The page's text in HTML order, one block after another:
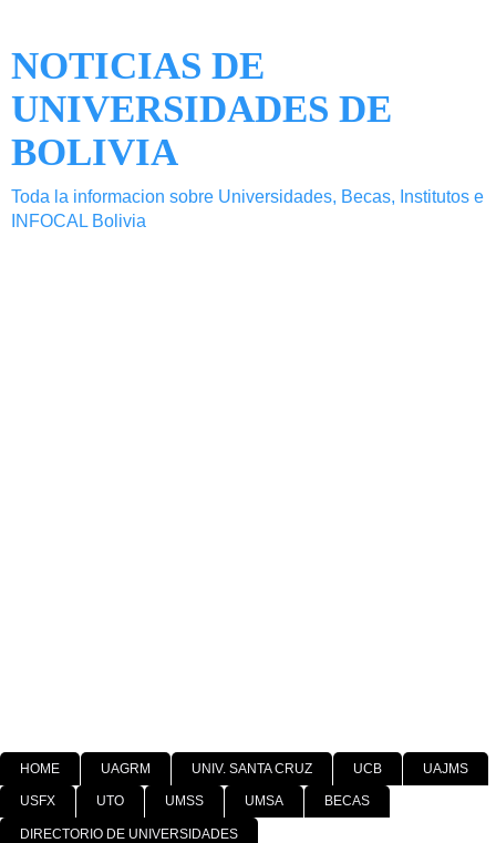
NOTICIAS DE
UNIVERSIDADES DE
BOLIVIA
Toda la informacion sobre Universidades, Becas, Institutos e
INFOCAL Bolivia
HOME UAGRM UNIV. SANTA CRUZ UCB UAJMS
USFX UTO UMSS UMSA BECAS
DIRECTORIO DE UNIVERSIDADES